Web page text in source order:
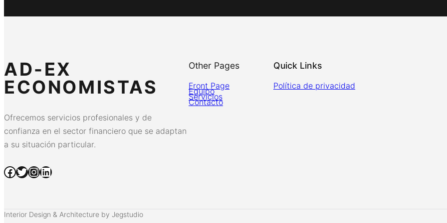
AD-EX
ECONOMISTAS
Ofrecemos servicios profesionales y de
confianza en el sector financiero que se adaptan
a su situación particular.
Facebook Twitter InstagramLinkedIn
Other Pages
Front Page
Equipo
Servicios
Contacto
Quick Links
Política de privacidad
Interior Design & Architecture by Jegstudio